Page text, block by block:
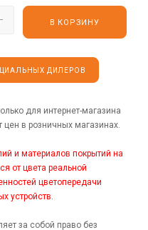
В КОРЗИНУ
ДИЛЕРОВ
для интернет-магазина
цен в розничных магазинах.
и материалов покрытий на
от цвета реальной
цветопередачи
устройств.
за собой право без